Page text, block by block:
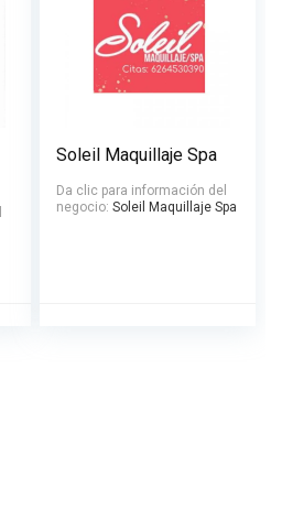
Soleil Maquillaje Spa
Da clic para información del
negocio: Soleil Maquillaje Spa